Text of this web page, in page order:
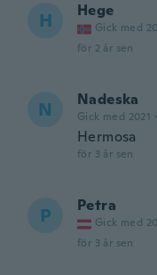
H Hege
Gick med
för 2 år sen
N Nadeska
Gick med 2021 ·
Hermosa
för 3 år sen
P Petra
Gick med
för 3 år sen